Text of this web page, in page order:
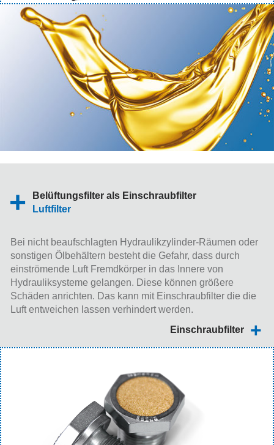
Belüftungsfilter als Einschraubfilter
Luftfilter
Bei nicht beaufschlagten Hydraulikzylinder-Räumen oder
sonstigen Ölbehältern besteht die Gefahr, dass durch
einströmende Luft Fremdkörper in das Innere von
Hydrauliksysteme gelangen. Diese können größere
Schäden anrichten. Das kann mit Einschraubfilter die die
Luft entweichen lassen verhindert werden.
Einschraubfilter